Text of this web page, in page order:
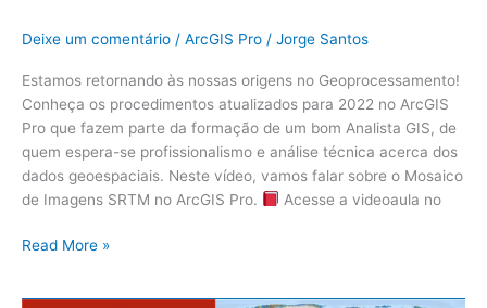
Deixe um comentário / ArcGIS Pro / Jorge Santos
Estamos retornando às nossas origens no Geoprocessamento!
Conheça os procedimentos atualizados para 2022 no ArcGIS
Pro que fazem parte da formação de um bom Analista GIS, de
quem espera-se profissionalismo e análise técnica acerca dos
dados geoespaciais. Neste vídeo, vamos falar sobre o Mosaico
de Imagens SRTM no ArcGIS Pro.
Acesse a videoaula no
Read More »